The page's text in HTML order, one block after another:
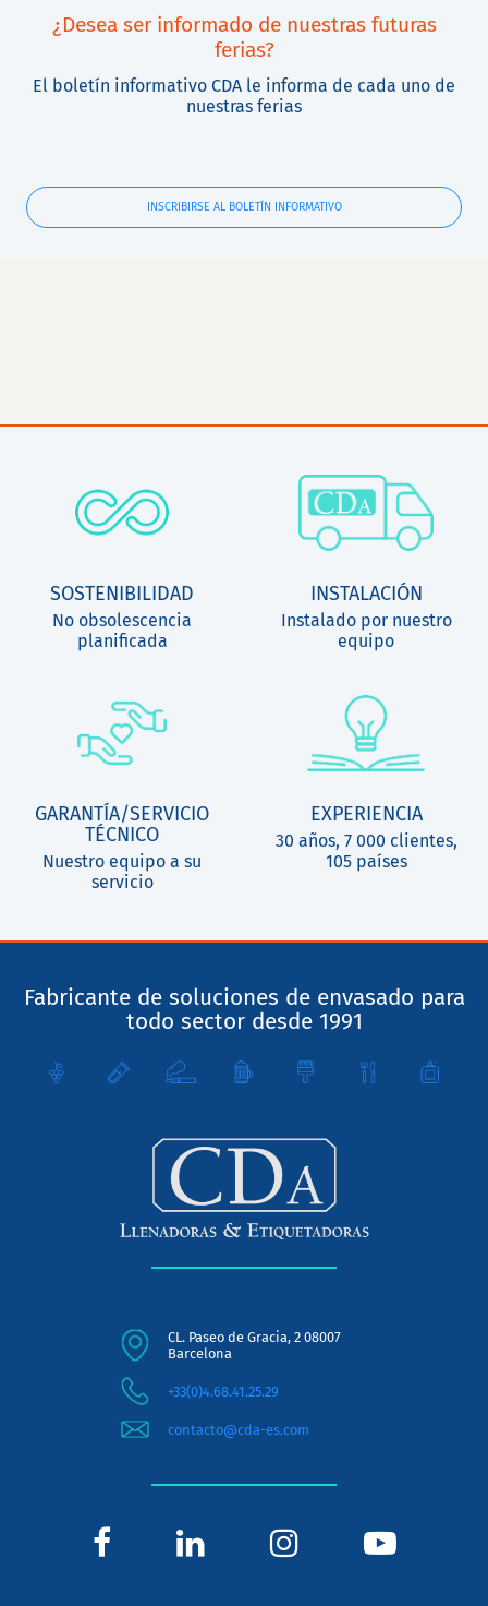
¿Desea ser informado de nuestras futuras
ferias?
El boletín informativo CDA le informa de cada uno de
nuestras ferias
INSCRIBIRSE AL BOLETÍN INFORMATIVO
SOSTENIBILIDAD
No obsolescencia
planificada
INSTALACIÓN
Instalado por nuestro
equipo
GARANTÍA/SERVICIO
TÉCNICO
Nuestro equipo a su
servicio
EXPERIENCIA
30 años, 7 000 clientes,
105 países
Fabricante de soluciones de envasado para
todo sector desde 1991
CL. Paseo de Gracia, 2 08007
Barcelona
+33(0)4.68.41.25.29
contacto@cda-es.com